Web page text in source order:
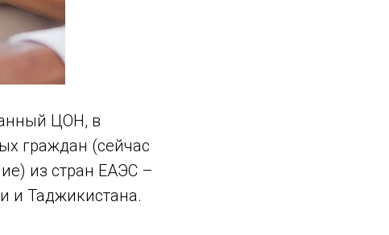
ЦОН, в
граждан (сейчас
из стран ЕАЭС –
и Таджикистана.